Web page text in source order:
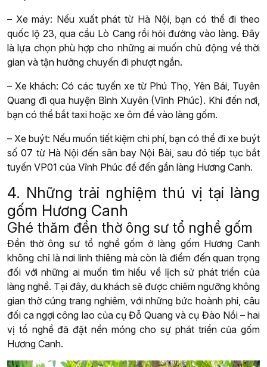
– Xe máy: Nếu xuất phát từ Hà Nội, bạn có thể đi theo
quốc lộ 23, qua cầu Lò Cang rồi hỏi đường vào làng. Đây
là lựa chọn phù hợp cho những ai muốn chủ động về thời
gian và tận hưởng chuyến đi phượt ngắn.
– Xe khách: Có các tuyến xe từ Phú Thọ, Yên Bái, Tuyên
Quang đi qua huyện Bình Xuyên (Vĩnh Phúc). Khi đến nơi,
bạn có thể bắt taxi hoặc xe ôm để vào làng gốm.
– Xe buýt: Nếu muốn tiết kiệm chi phí, bạn có thể đi xe buýt
số 07 từ Hà Nội đến sân bay Nội Bài, sau đó tiếp tục bắt
tuyến VP01 của Vĩnh Phúc để đến gần làng Hương Canh.
4. Những trải nghiệm thú vị tại làng
gốm Hương Canh
Ghé thăm đền thờ ông sư tổ nghề gốm
Đền thờ ông sư tổ nghề gốm ở làng gốm Hương Canh
không chỉ là nơi linh thiêng mà còn là điểm đến quan trọng
đối với những ai muốn tìm hiểu về lịch sử phát triển của
làng nghề. Tại đây, du khách sẽ được chiêm ngưỡng không
gian thờ cúng trang nghiêm, với những bức hoành phi, câu
đối ca ngợi công lao của cụ Đỗ Quang và cụ Đào Nồi – hai
vị tổ nghề đã đặt nền móng cho sự phát triển của gốm
Hương Canh.